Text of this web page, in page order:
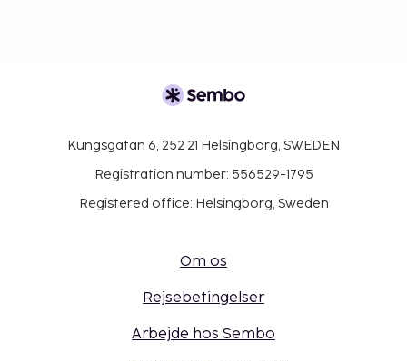
Kungsgatan 6, 252 21 Helsingborg, SWEDEN
Registration number: 556529-1795
Registered office: Helsingborg, Sweden
Om os
Rejsebetingelser
Arbejde hos Sembo